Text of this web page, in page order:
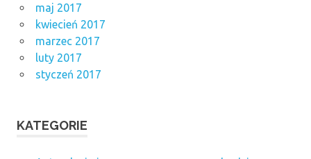
maj 2017
kwiecień 2017
marzec 2017
luty 2017
styczeń 2017
KATEGORIE